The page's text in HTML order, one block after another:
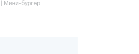
Мини-бургер